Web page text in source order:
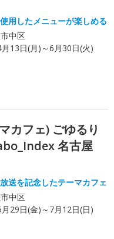
用したメニューが楽しめる
中区
13日(月)～6月30日(火)
カフェ) ごゆるり
名古屋
送を記念したテーマカフェ
中区
29日(金)～7月12日(日)